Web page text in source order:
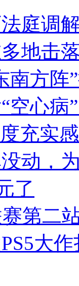
庭调
地击
南方阵
空心病
充实感
动，
了
第二
大